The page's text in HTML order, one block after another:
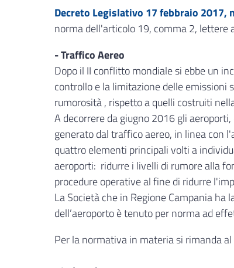
Decreto Legislativo 17 febbraio 2017,
norma dell'articolo 19, comma 2, lettere
- Traffico Aereo
Dopo il II conflitto mondiale si ebbe un
controllo e la limitazione delle emissioni
rumorosità , rispetto a quelli costruiti
A decorrere da giugno 2016 gli
generato dal traffico aereo, in linea con
quattro elementi principali volti a
aeroporti: ridurre i livelli di rumore alla
procedure operative al fine di ridurre
La Società che in Regione Campania ha
dell’aeroporto è tenuto per norma ad
Per la normativa in materia si rimanda al